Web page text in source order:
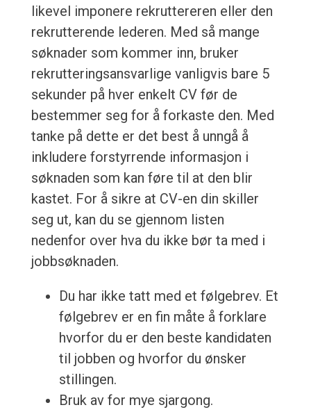
likevel imponere rekruttereren eller den
rekrutterende lederen. Med så mange
søknader som kommer inn, bruker
rekrutteringsansvarlige vanligvis bare 5
sekunder på hver enkelt CV før de
bestemmer seg for å forkaste den. Med
tanke på dette er det best å unngå å
inkludere forstyrrende informasjon i
søknaden som kan føre til at den blir
kastet. For å sikre at CV-en din skiller
seg ut, kan du se gjennom listen
nedenfor over hva du ikke bør ta med i
jobbsøknaden.
Du har ikke tatt med et følgebrev. Et
følgebrev er en fin måte å forklare
hvorfor du er den beste kandidaten
til jobben og hvorfor du ønsker
stillingen.
Bruk av for mye sjargong.